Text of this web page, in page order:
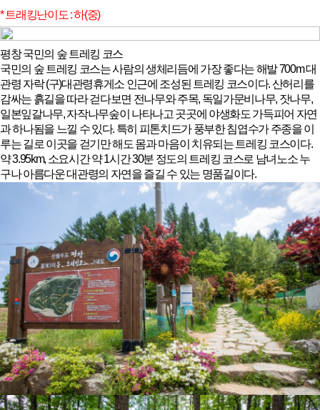
* 트래킹난이도 : 하(중)
평창 국민의 숲 트레킹 코스
국민의 숲 트레킹 코스는 사람의 생체리듬에 가장 좋다는 해발 700m 대
관령 자락 (구)대관령휴게소 인근에 조성된 트레킹 코스이다. 산허리를
감싸는 흙길을 따라 걷다보면 전나무와 주목, 독일가문비나무, 잣나무,
일본잎갈나무, 자작나무숲이 나타나고 곳곳에 야생화도 가득피어 자연
과 하나됨을 느낄 수 있다. 특히 피톤치드가 풍부한 침엽수가 주종을 이
루는 길로 이곳을 걷기만 해도 몸과 마음이 치유되는 트레킹 코스이다.
약 3.95km, 소요시간 약 1시간 30분 정도의 트레킹 코스로 남녀노소 누
구나 아름다운 대관령의 자연을 즐길 수 있는 명품길이다.